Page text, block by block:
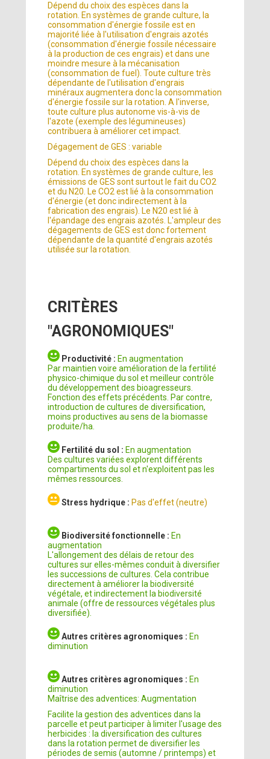
Dépend du choix des espèces dans la
rotation. En systèmes de grande culture, la
consommation d'énergie fossile est en
majorité liée à l'utilisation d'engrais azotés
(consommation d'énergie fossile nécessaire
à la production de ces engrais) et dans une
moindre mesure à la mécanisation
(consommation de fuel). Toute culture très
dépendante de l'utilisation d'engrais
minéraux augmentera donc la consommation
d'énergie fossile sur la rotation. A l'inverse,
toute culture plus autonome vis-à-vis de
l'azote (exemple des légumineuses)
contribuera à améliorer cet impact.
Dégagement de GES : variable
Dépend du choix des espèces dans la
rotation. En systèmes de grande culture, les
émissions de GES sont surtout le fait du CO2
et du N20. Le CO2 est lié à la consommation
d'énergie (et donc indirectement à la
fabrication des engrais). Le N20 est lié à
l'épandage des engrais azotés. L'ampleur des
dégagements de GES est donc fortement
dépendante de la quantité d'engrais azotés
utilisée sur la rotation.
CRITÈRES
"AGRONOMIQUES"
Productivité : En augmentation
Par maintien voire amélioration de la fertilité
physico-chimique du sol et meilleur contrôle
du développement des bioagresseurs.
Fonction des effets précédents. Par contre,
introduction de cultures de diversification,
moins productives au sens de la biomasse
produite/ha.
Fertilité du sol : En augmentation
Des cultures variées explorent différents
compartiments du sol et n'exploitent pas les
mêmes ressources.
Stress hydrique : Pas d'effet (neutre)
Biodiversité fonctionnelle : En
augmentation
L'allongement des délais de retour des
cultures sur elles-mêmes conduit à diversifier
les successions de cultures. Cela contribue
directement à améliorer la biodiversité
végétale, et indirectement la biodiversité
animale (offre de ressources végétales plus
diversifiée).
Autres critères agronomiques : En
diminution
Autres critères agronomiques : En
diminution
Maîtrise des adventices: Augmentation
Facilite la gestion des adventices dans la
parcelle et peut participer à limiter l'usage des
herbicides : la diversification des cultures
dans la rotation permet de diversifier les
périodes de semis (automne / printemps) et